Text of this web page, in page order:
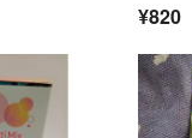
¥820